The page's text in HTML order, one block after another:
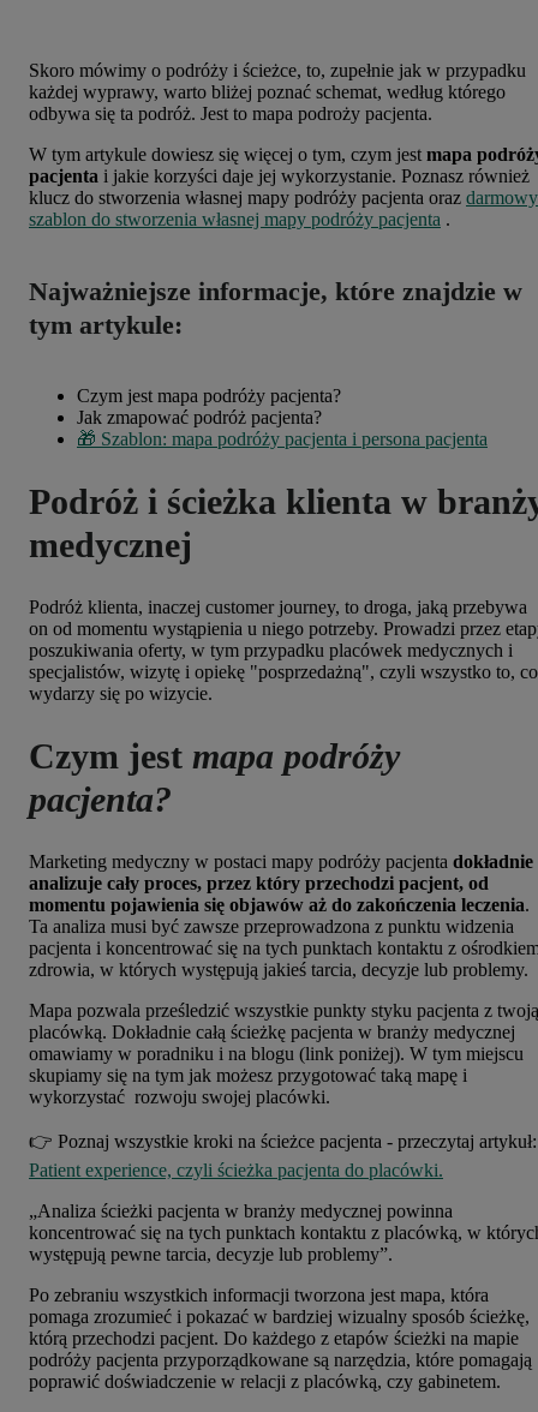
Skoro mówimy o podróży i ścieżce, to, zupełnie jak w przypadku
każdej wyprawy, warto bliżej poznać schemat, według którego
odbywa się ta podróż. Jest to mapa podroży pacjenta.
W tym artykule dowiesz się więcej o tym, czym jest mapa
pacjenta i jakie korzyści daje jej wykorzystanie. Poznasz również
klucz do stworzenia własnej mapy podróży pacjenta oraz darmowy
szablon do stworzenia własnej mapy podróży pacjenta .
Najważniejsze informacje, które znajdzie w
tym artykule:
Czym jest mapa podróży pacjenta?
Jak zmapować podróż pacjenta?
🎁 Szablon: mapa podróży pacjenta i persona pacjenta
Podróż i ścieżka klienta w
medycznej
Podróż klienta, inaczej customer journey, to droga, jaką przebywa
on od momentu wystąpienia u niego potrzeby. Prowadzi przez
poszukiwania oferty, w tym przypadku placówek medycznych i
specjalistów, wizytę i opiekę "posprzedażną", czyli wszystko to, co
wydarzy się po wizycie.
Czym jest mapa podróży
pacjenta?
Marketing medyczny w postaci mapy podróży pacjenta dokładnie
analizuje cały proces, przez który przechodzi pacjent, od
momentu pojawienia się objawów aż do zakończenia leczenia.
Ta analiza musi być zawsze przeprowadzona z punktu widzenia
pacjenta i koncentrować się na tych punktach kontaktu z
zdrowia, w których występują jakieś tarcia, decyzje lub problemy.
Mapa pozwala prześledzić wszystkie punkty styku pacjenta z twoją
placówką. Dokładnie całą ścieżkę pacjenta w branży medycznej
omawiamy w poradniku i na blogu (link poniżej). W tym miejscu
skupiamy się na tym jak możesz przygotować taką mapę i
wykorzystać rozwoju swojej placówki.
👉 Poznaj wszystkie kroki na ścieżce pacjenta - przeczytaj artykuł:
Patient experience, czyli ścieżka pacjenta do placówki.
„Analiza ścieżki pacjenta w branży medycznej powinna
koncentrować się na tych punktach kontaktu z placówką, w
występują pewne tarcia, decyzje lub problemy”.
Po zebraniu wszystkich informacji tworzona jest mapa, która
pomaga zrozumieć i pokazać w bardziej wizualny sposób ścieżkę,
którą przechodzi pacjent. Do każdego z etapów ścieżki na mapie
podróży pacjenta przyporządkowane są narzędzia, które pomagają
poprawić doświadczenie w relacji z placówką, czy gabinetem.